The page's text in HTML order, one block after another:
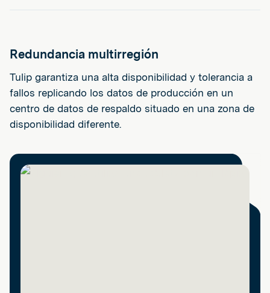
Redundancia multirregión
Tulip garantiza una alta disponibilidad y tolerancia a
fallos replicando los datos de producción en un
centro de datos de respaldo situado en una zona de
disponibilidad diferente.